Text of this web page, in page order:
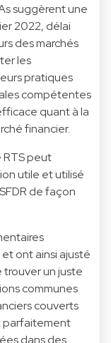
suggèrent une
2022, délai
des marchés
les
pratiques
compétentes
quant à la
financier.
RTS peut
utile et utilisé
de façon
ont ainsi ajusté
un juste
communes
couverts
parfaitement
dans des